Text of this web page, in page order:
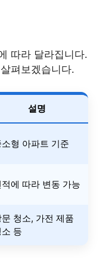
따라 달라집니다.
펴보겠습니다.
설명
소형 아파트 기준
적에 따라 변동 가능
문 청소, 가전 제품
소 등